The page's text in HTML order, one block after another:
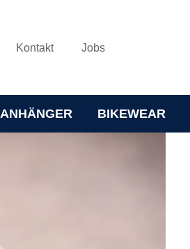
Kontakt Jobs
ANHÄNGER BIKEWEAR